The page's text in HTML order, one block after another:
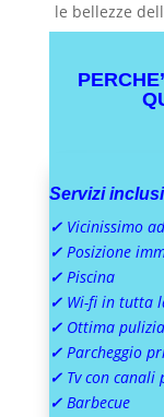
le bellezze
Servizi inclusi
✓Vicinissimo
✓ Posizione
✓ Piscina
✓ Wi-fi in tutta
✓ Ottima
✓ Parcheggio
✓ Tv con canali
✓ Barbecue